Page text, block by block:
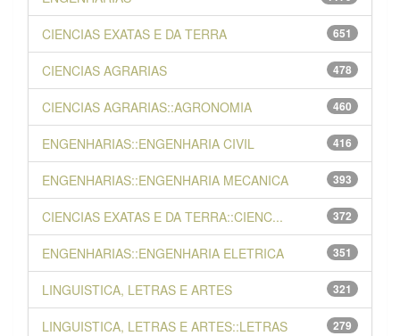
651
CIENCIAS EXATAS E DA TERRA
478
CIENCIAS AGRARIAS
460
CIENCIAS AGRARIAS::AGRONOMIA
416
ENGENHARIAS::ENGENHARIA CIVIL
393
ENGENHARIAS::ENGENHARIA MECANICA
372
CIENCIAS EXATAS E DA TERRA::CIENC...
351
ENGENHARIAS::ENGENHARIA ELETRICA
321
LINGUISTICA, LETRAS E ARTES
279
LINGUISTICA, LETRAS E ARTES::LETRAS